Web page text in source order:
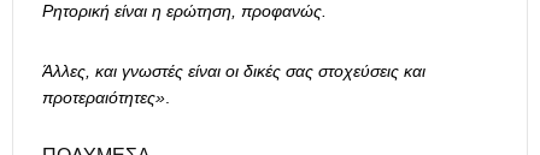
Ρητορική είναι η ερώτηση, προφανώς.
Άλλες, και γνωστές είναι οι δικές σας στοχεύσεις και
προτεραιότητες».